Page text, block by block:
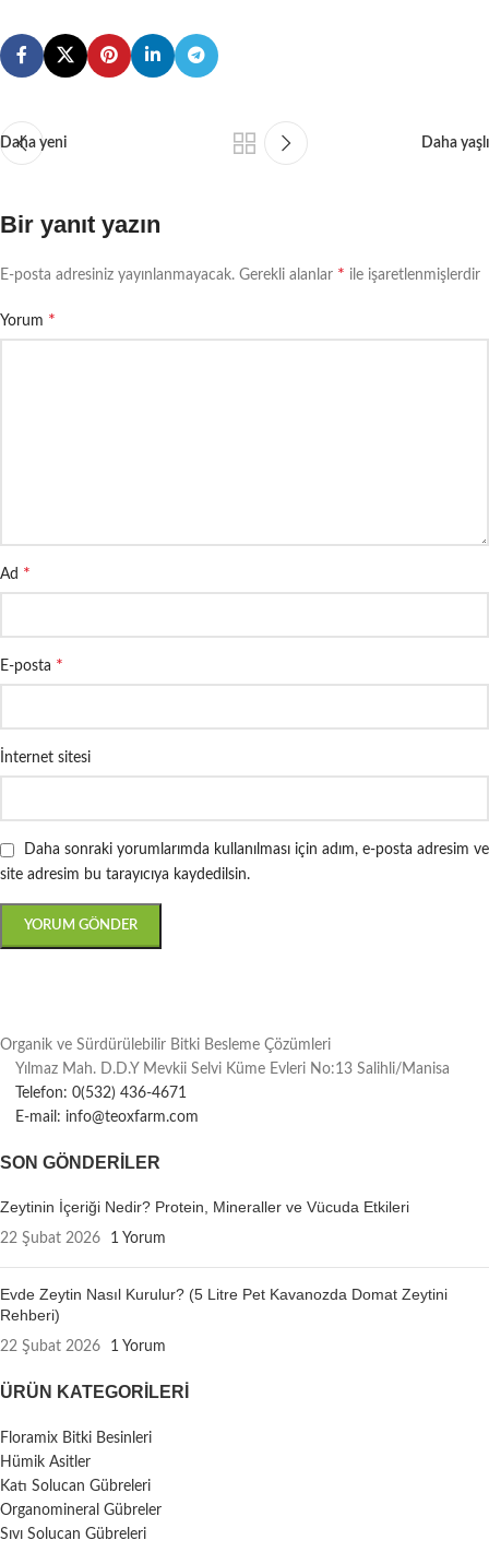
Daha yeni Daha yaşlı
Bir yanıt yazın
E-posta adresiniz yayınlanmayacak. Gerekli alanlar * ile işaretlenmişlerdir
Yorum *
Ad *
E-posta *
İnternet sitesi
Daha sonraki yorumlarımda kullanılması için adım, e-posta adresim ve
site adresim bu tarayıcıya kaydedilsin.
Organik ve Sürdürülebilir Bitki Besleme Çözümleri
Yılmaz Mah. D.D.Y Mevkii Selvi Küme Evleri No:13 Salihli/Manisa
Telefon: 0(532) 436-4671
E-mail: info@teoxfarm.com
SON GÖNDERILER
Zeytinin İçeriği Nedir? Protein, Mineraller ve Vücuda Etkileri
22 Şubat 2026 1 Yorum
Evde Zeytin Nasıl Kurulur? (5 Litre Pet Kavanozda Domat Zeytini
Rehberi)
22 Şubat 2026 1 Yorum
ÜRÜN KATEGORILERI
Floramix Bitki Besinleri
Hümik Asitler
Katı Solucan Gübreleri
Organomineral Gübreler
Sıvı Solucan Gübreleri